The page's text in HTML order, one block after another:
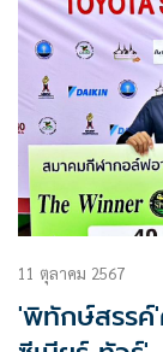
11 ตุลาคม 2567
'พิทักษ์สรรค์'